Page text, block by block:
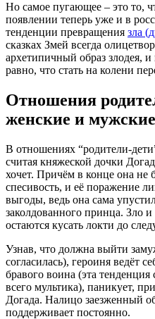
Но самое пугающее – это то,
появлении теперь уже и в
тенденции превращения зла
сказках Змей всегда
архетипичный образ злодея,
равно, что стать на колени
Отношения
женские и
В отношениях “родители-
считая княжеской дочки
хочет. Причём в конце она не
спесивость, и её поражение
выгоды, ведь она сама
заколдованного принца. Зло
остаются кусать локти до
Узнав, что должна выйти
согласилась), героиня ведёт
бравого воина (эта
всего мультика), паникует,
Догада. Налицо заезженный
поддерживает постоянно.